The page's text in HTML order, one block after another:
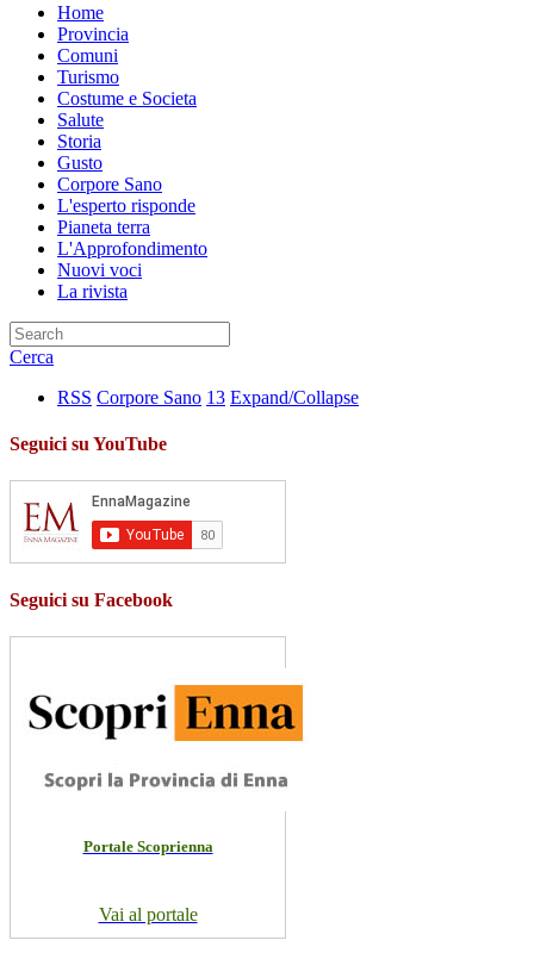
Home
Provincia
Comuni
Turismo
Costume e Societa
Salute
Storia
Gusto
Corpore Sano
L'esperto risponde
Pianeta terra
L'Approfondimento
Nuovi voci
La rivista
Cerca
RSS Corpore Sano 13 Expand/Collapse
Seguici su YouTube
Seguici su Facebook
Portale Scoprienna
Vai al portale